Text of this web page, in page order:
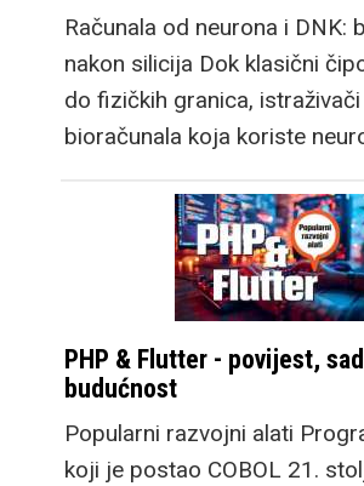
Računala od neurona i DNK:
nakon silicija Dok klasični
do fizičkih granica,
bioračunala koja koriste
PHP & Flutter - povijest,
budućnost
Popularni razvojni alati
koji je postao COBOL 21.